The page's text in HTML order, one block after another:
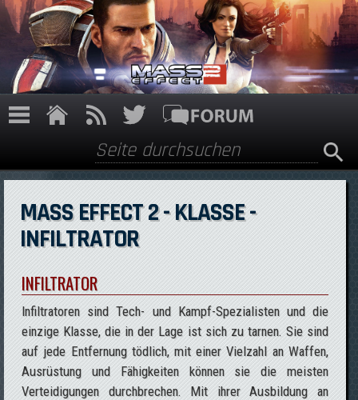
Direkt zum Inhalt
Suchformular
Suche
MASS EFFECT 2 - KLASSE -
INFILTRATOR
INFILTRATOR
Infiltratoren sind Tech- und Kampf-Spezialisten und die
einzige Klasse, die in der Lage ist sich zu tarnen. Sie sind
auf jede Entfernung tödlich, mit einer Vielzahl an Waffen,
Ausrüstung und Fähigkeiten können sie die meisten
Verteidigungen durchbrechen. Mit ihrer Ausbildung an